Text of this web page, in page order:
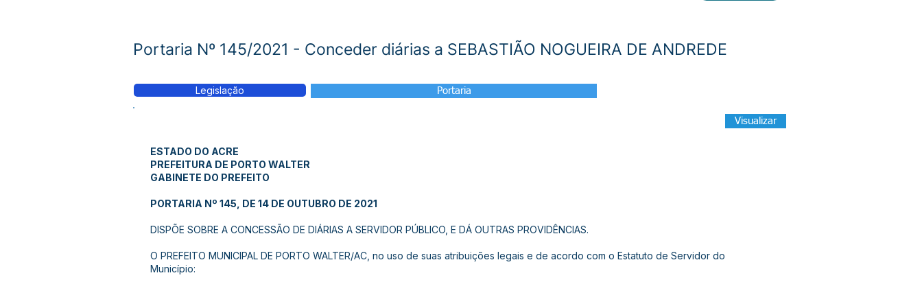
Portaria Nº 145/2021 - Conceder diárias a SEBASTIÃO NOGUEIRA DE ANDREDE
Legislação Portaria
Visualizar
ESTADO DO ACRE
PREFEITURA DE PORTO WALTER
GABINETE DO PREFEITO
PORTARIA Nº 145, DE 14 DE OUTUBRO DE 2021
DISPÕE SOBRE A CONCESSÃO DE DIÁRIAS A SERVIDOR PÚBLICO, E DÁ OUTRAS PROVIDÊNCIAS.
O PREFEITO MUNICIPAL DE PORTO WALTER/AC, no uso de suas atribuições legais e de acordo com o Estatuto de Servidor do
Município: